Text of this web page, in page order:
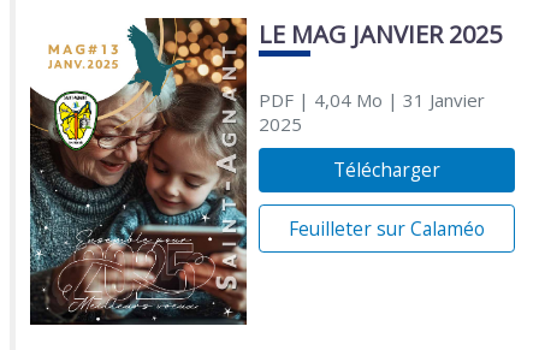
LE MAG JANVIER 2025
PDF| 4,04 Mo | 31 Janvier
2025
Télécharger
Feuilleter sur Calaméo